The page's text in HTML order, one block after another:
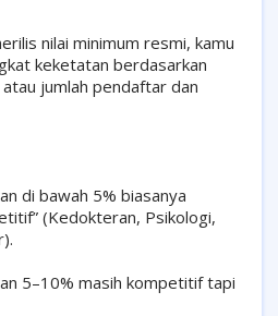
nilai minimum resmi, kamu
keketatan berdasarkan
jumlah pendaftar dan
di bawah 5% biasanya
(Kedokteran, Psikologi,
5–10% masih kompetitif tapi